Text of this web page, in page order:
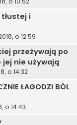
i
o 12:59
przeżywają po
nie używają
o 14:32
ŁAGODZI BÓL
o 14:43